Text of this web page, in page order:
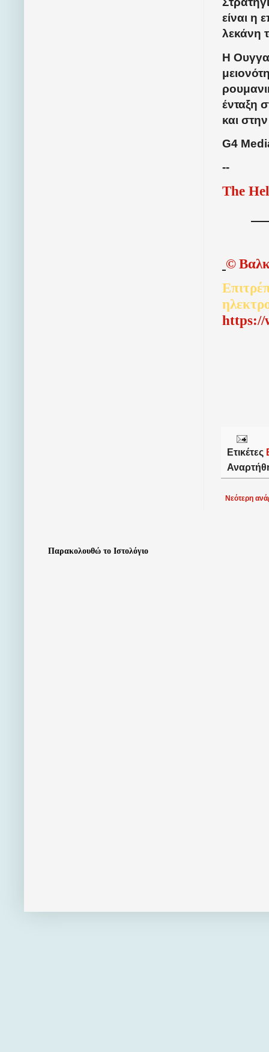
είναι η
λεκάνη
Η
ένταξη
και
G4
--
The
©
https://
Ετικέτες
Νεότερη
Παρακολουθώ το Ιστολόγιο